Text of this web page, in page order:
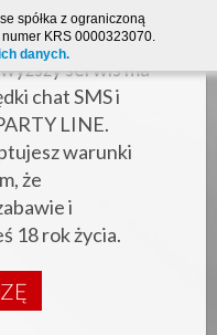
spółka z ograniczoną
KRS 0000323070.
danych.
dla osób,
serwis ma
chat SMS i
LINE.
warunki
że
i
18 rok życia.